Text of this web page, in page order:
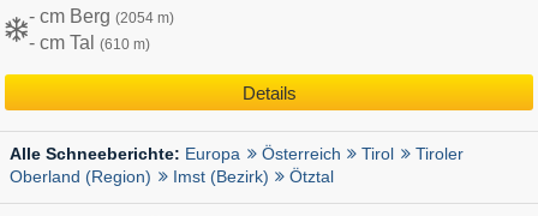
- cm Berg (2054 m)
- cm Tal (610 m)
Details
Alle Schneeberichte: Europa Österreich Tirol
Tiroler
Oberland (Region)
Imst (Bezirk) Ötztal